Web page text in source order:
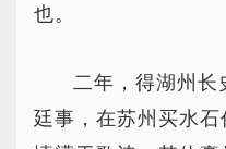
也。
二年，得湖州长
廷事，在苏州买水